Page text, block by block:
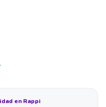
en Rappi